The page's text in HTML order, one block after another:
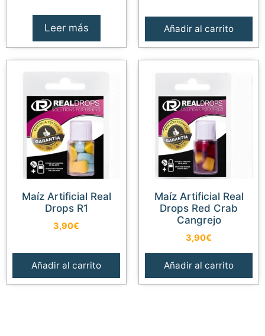
Leer más Añadir al carrito
Maíz Artificial Real
Drops R1
3,90€
Añadir al carrito
Maíz Artificial Real
Drops Red Crab
Cangrejo
3,90€
Añadir al carrito